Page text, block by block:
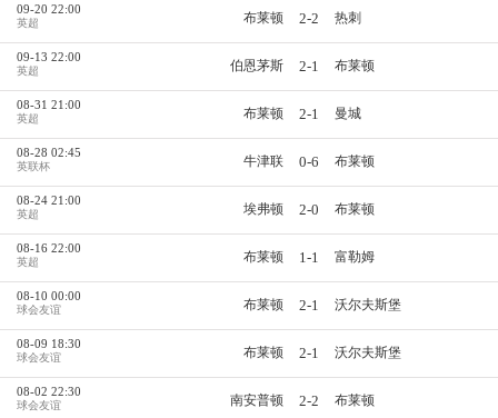
09-20 22:00
英超 布莱顿 2-2 热刺
09-13 22:00
英超 伯恩茅斯 2-1 布莱顿
08-31 21:00
英超 布莱顿 2-1 曼城
08-28 02:45
英联杯 牛津联 0-6 布莱顿
08-24 21:00
英超 埃弗顿 2-0 布莱顿
08-16 22:00
英超 布莱顿 1-1 富勒姆
08-10 00:00
球会友谊 布莱顿 2-1 沃尔夫斯堡
08-09 18:30
球会友谊 布莱顿 2-1 沃尔夫斯堡
08-02 22:30
球会友谊 南安普顿 2-2 布莱顿